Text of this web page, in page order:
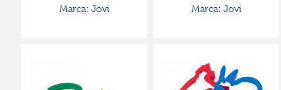
Marca: Jovi Marca: Jovi